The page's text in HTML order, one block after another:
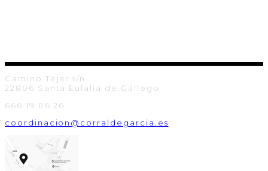
Camino Tejar s/n
22806 Santa Eulalia de Gállego
666 19 06 26
coordinacion@corraldegarcia.es